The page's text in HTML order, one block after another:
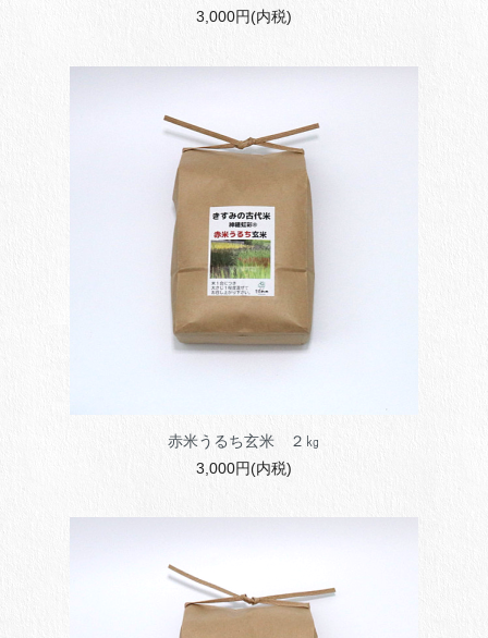
3,000円(内税)
赤米うるち玄米 ２㎏
3,000円(内税)